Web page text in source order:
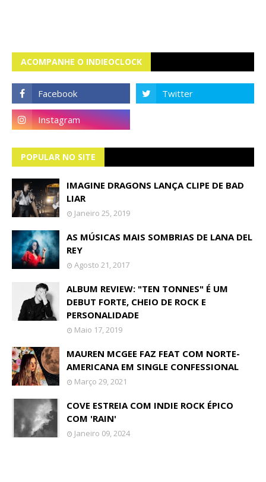
ACOMPANHE O INDIEOCLOCK
POPULAR NO SITE
IMAGINE DRAGONS LANÇA CLIPE DE BAD
LIAR
Janeiro 25, 2019
AS MÚSICAS MAIS SOMBRIAS DE LANA DEL
REY
Agosto 21, 2017
ALBUM REVIEW: "TEN TONNES" É UM
DEBUT FORTE, CHEIO DE ROCK E
PERSONALIDADE
Maio 17, 2019
MAUREN MCGEE FAZ FEAT COM NORTE-
AMERICANA EM SINGLE CONFESSIONAL
Março 29, 2021
COVE ESTREIA COM INDIE ROCK ÉPICO
COM 'RAIN'
Janeiro 09, 2024